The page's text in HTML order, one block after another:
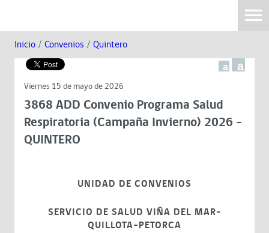
Inicio / Convenios / Quintero
a a
Viernes 15 de mayo de 2026
3868 ADD Convenio Programa Salud
Respiratoria (Campaña Invierno) 2026 -
QUINTERO
UNIDAD DE CONVENIOS
SERVICIO DE SALUD VIÑA DEL MAR-
QUILLOTA-PETORCA